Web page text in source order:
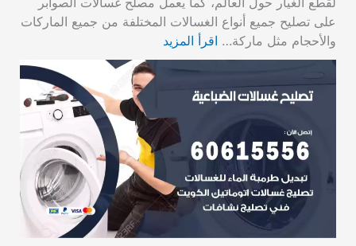
على تصليح جميع أنواع الغسالات المختلفة من جميع الماركات
والأحجام مثل ماركة… اقرأ المزيد